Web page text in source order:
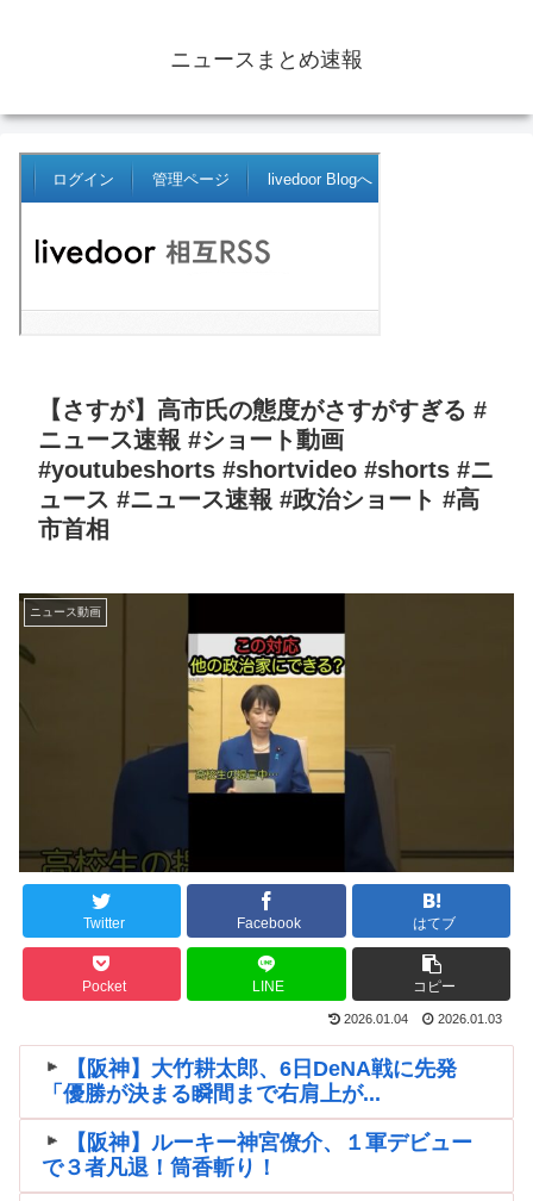
ニュースまとめ速報
【さすが】高市氏の態度がさすがすぎる #
ニュース速報 #ショート動画
#youtubeshorts #shortvideo #shorts #ニ
ュース #ニュース速報 #政治ショート #高
市首相
ニュース動画
Twitter Facebook はてブ
Pocket LINE コピー
2026.01.04 2026.01.03
【阪神】大竹耕太郎、6日DeNA戦に先発
「優勝が決まる瞬間まで右肩上が...
【阪神】ルーキー神宮僚介、１軍デビュー
で３者凡退！筒香斬り！